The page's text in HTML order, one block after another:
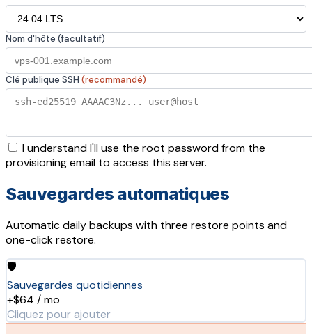
Nom d'hôte (facultatif)
Clé publique SSH (recommandé)
I understand I'll use the root password from the
provisioning email to access this server.
Sauvegardes automatiques
Automatic daily backups with three restore points and
one-click restore.
🛡️
Sauvegardes quotidiennes
+$64 / mo
Cliquez pour ajouter